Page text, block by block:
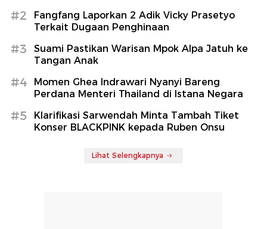
#2
Fangfang Laporkan 2 Adik Vicky Prasetyo
Terkait Dugaan Penghinaan
#3
Suami Pastikan Warisan Mpok Alpa Jatuh ke
Tangan Anak
#4
Momen Ghea Indrawari Nyanyi Bareng
Perdana Menteri Thailand di Istana Negara
#5
Klarifikasi Sarwendah Minta Tambah Tiket
Konser BLACKPINK kepada Ruben Onsu
Lihat Selengkapnya